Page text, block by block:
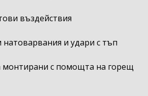
въздействия
и удари с тъп
монтирани с помощта на горещ